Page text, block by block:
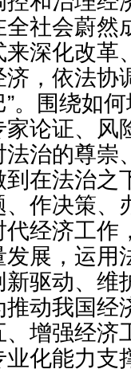
全社会蔚然
来深化改革
济，依法协
”。围绕如
家论证、风
法治的尊崇
到在法治之
、作决策、
代经济工作
发展，运用
新驱动、维
推动我国经
、增强经济
业化能力支